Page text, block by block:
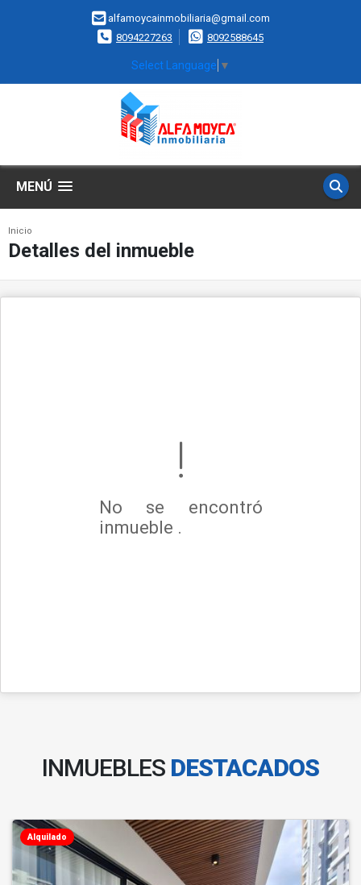
alfamoycainmobiliaria@gmail.com
8094227263
8092588645
Select Language ▼
MENÚ
Inicio
Detalles del inmueble
No se encontró
inmueble .
INMUEBLES DESTACADOS
Alquilado